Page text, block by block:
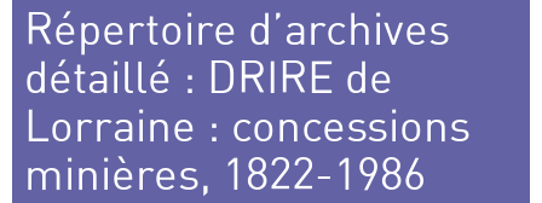
Répertoire d’archives
détaillé : DRIRE de
Lorraine : concessions
minières, 1822-1986